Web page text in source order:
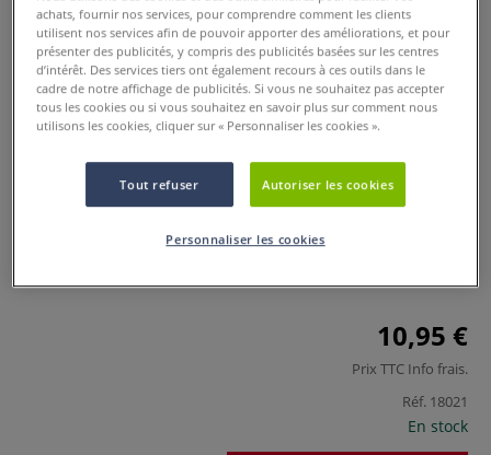
Bloc de 12 cartons iridescent
Heyda
0 Commentaires
120 & 250 g/m². Surface scintillante, durable et lumineuse.
10,95 €
Prix TTC Info frais.
Réf. 18021
En stock
achats, fournir nos services, pour comprendre comment les clients
utilisent nos services afin de pouvoir apporter des améliorations, et pour
présenter des publicités, y compris des publicités basées sur les centres
d’intérêt. Des services tiers ont également recours à ces outils dans le
cadre de notre affichage de publicités. Si vous ne souhaitez pas accepter
tous les cookies ou si vous souhaitez en savoir plus sur comment nous
utilisons les cookies, cliquer sur « Personnaliser les cookies ».
Tout refuser Autoriser les cookies
Personnaliser les cookies